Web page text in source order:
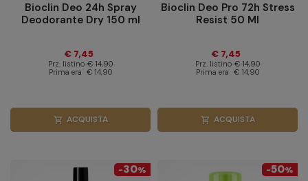
Bioclin Deo 24h Spray
Deodorante Dry 150 ml
€ 7,45
Prz. listino € 14,90
Prima era € 14,90
shopping_cart ACQUISTA
Bioclin Deo Pro 72h Stress
Resist 50 Ml
€ 7,45
Prz. listino € 14,90
Prima era € 14,90
shopping_cart ACQUISTA
-30% -50%